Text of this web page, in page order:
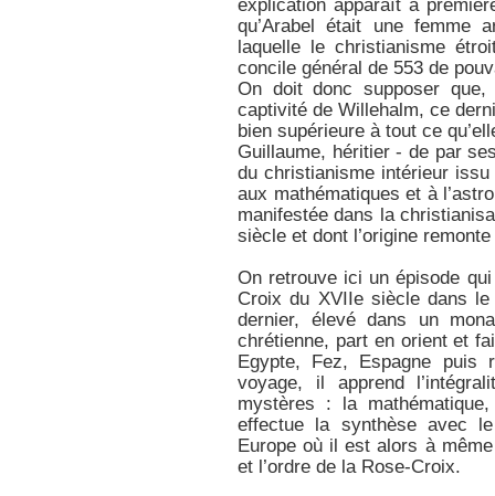
explication apparaît à
qu’Arabel était une femme
laquelle le christianisme
concile général de 553 de
On doit donc supposer
captivité de Willehalm, ce
bien supérieure à tout ce
Guillaume, héritier - de par
du christianisme intérieur issu
aux mathématiques et à
manifestée dans la
siècle et dont l’origine
On retrouve ici un épisode
Croix du XVIIe siècle dans
dernier, élevé dans un
chrétienne, part en orient et
Egypte, Fez, Espagne puis
voyage, il apprend
mystères : la
effectue la synthèse avec
Europe où il est alors à
et l’ordre de la Rose-Croix.